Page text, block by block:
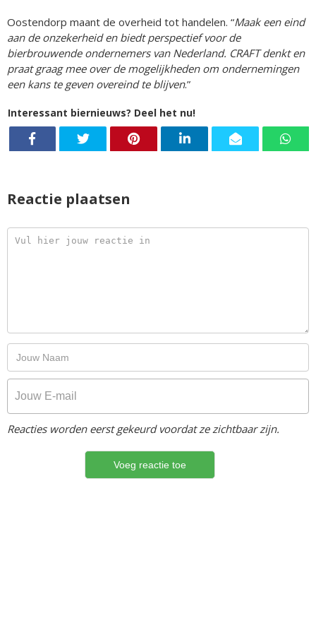
Oostendorp maant de overheid tot handelen. “Maak een eind
aan de onzekerheid en biedt perspectief voor de
bierbrouwende ondernemers van Nederland. CRAFT denkt en
praat graag mee over de mogelijkheden om ondernemingen
een kans te geven overeind te blijven.”
Interessant biernieuws? Deel het nu!
Reactie plaatsen
Reacties worden eerst gekeurd voordat ze zichtbaar zijn.